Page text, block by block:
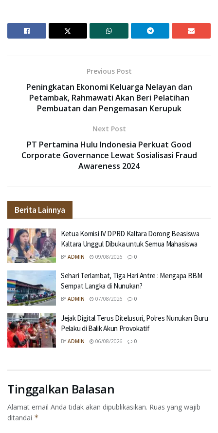
Previous Post
Peningkatan Ekonomi Keluarga Nelayan dan
Petambak, Rahmawati Akan Beri Pelatihan
Pembuatan dan Pengemasan Kerupuk
Next Post
PT Pertamina Hulu Indonesia Perkuat Good
Corporate Governance Lewat Sosialisasi Fraud
Awareness 2024
Berita Lainnya
Ketua Komisi IV DPRD Kaltara Dorong Beasiswa
Kaltara Unggul Dibuka untuk Semua Mahasiswa
BY ADMIN 09/08/2026 0
Sehari Terlambat, Tiga Hari Antre : Mengapa BBM
Sempat Langka di Nunukan?
BY ADMIN 07/08/2026 0
Jejak Digital Terus Ditelusuri, Polres Nunukan Buru
Pelaku di Balik Akun Provokatif
BY ADMIN 06/08/2026 0
Tinggalkan Balasan
Alamat email Anda tidak akan dipublikasikan. Ruas yang wajib
ditandai *